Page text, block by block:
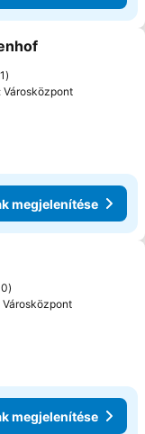
a kedvencekhez
megjelenítése
a kedvencekhez
megjelenítése